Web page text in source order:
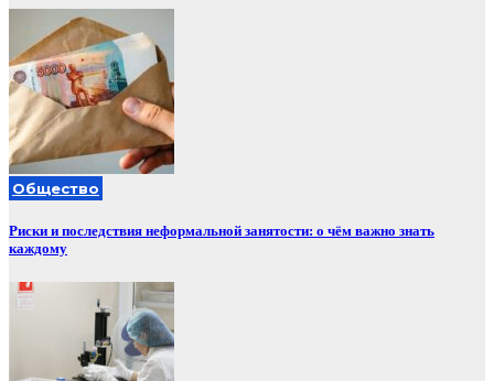
Общество
Риски и последствия неформальной занятости: о чём важно знать
каждому